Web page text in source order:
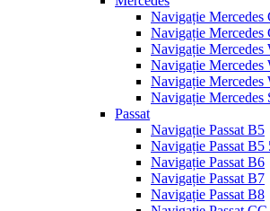
Navigație Mercedes
Navigație Mercedes
Navigație Mercedes
Navigație Mercedes
Navigație Mercedes
Navigație Mercedes
Passat
Navigație Passat B5
Navigație Passat B5
Navigație Passat B6
Navigație Passat B7
Navigație Passat B8